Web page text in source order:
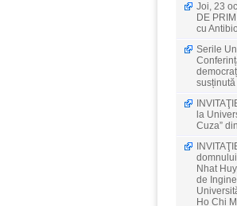
Joi, 23
DE
cu
Serile
la
Cuza”
Nhat
de
Ho Chi